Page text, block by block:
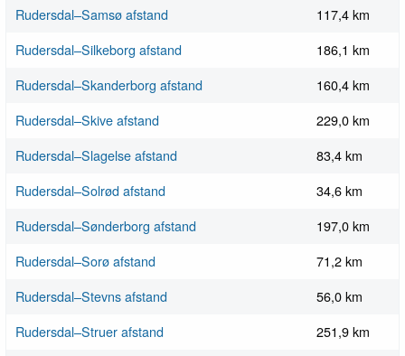
Rudersdal–Samsø afstand
117,4 km
Rudersdal–Silkeborg afstand
186,1 km
Rudersdal–Skanderborg afstand
160,4 km
Rudersdal–Skive afstand
229,0 km
Rudersdal–Slagelse afstand
83,4 km
Rudersdal–Solrød afstand
34,6 km
Rudersdal–Sønderborg afstand
197,0 km
Rudersdal–Sorø afstand
71,2 km
Rudersdal–Stevns afstand
56,0 km
Rudersdal–Struer afstand
251,9 km